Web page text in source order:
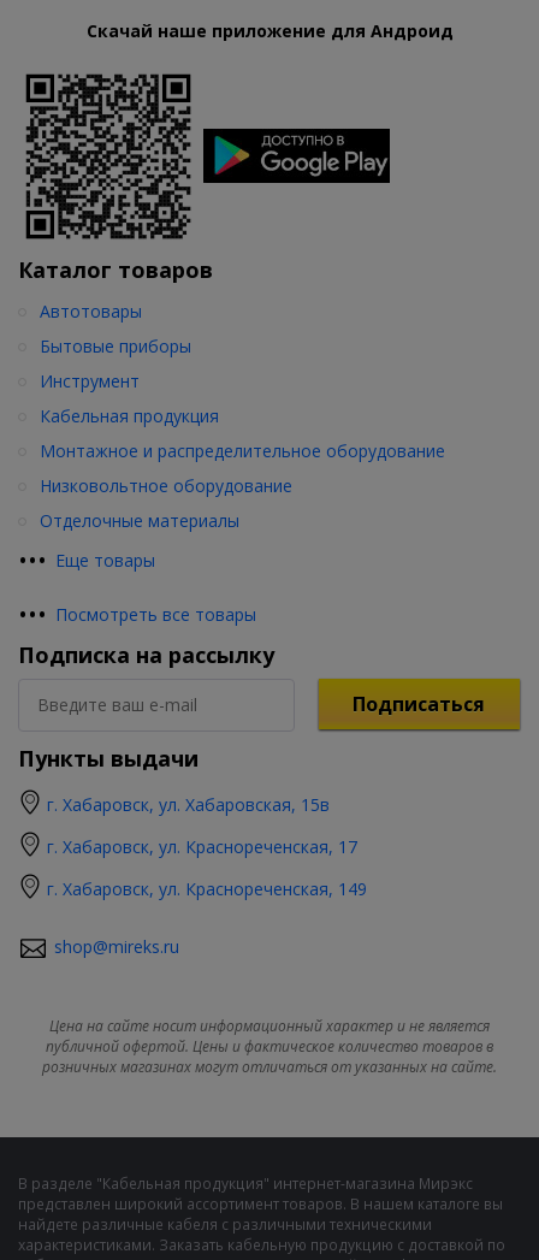
Скачай наше приложение для Андроид
Каталог товаров
••• Еще товары
Автотовары
Бытовые приборы
Инструмент
Кабельная продукция
Монтажное и распределительное оборудование
Низковольтное оборудование
Отделочные материалы
••• Посмотреть все товары
Подписка на рассылку
Подписаться
Пункты выдачи
г. Хабаровск, ул. Хабаровская, 15в
г. Хабаровск, ул. Краснореченская, 17
г. Хабаровск, ул. Краснореченская, 149
shop@mireks.ru
Цена на сайте носит информационный характер и не является
публичной офертой. Цены и фактическое количество товаров в
розничных магазинах могут отличаться от указанных на сайте.
В разделе "Кабельная продукция" интернет-магазина Мирэкс
представлен широкий ассортимент товаров. В нашем каталоге вы
найдете различные кабеля с различными техническими
характеристиками. Заказать кабельную продукцию с доставкой по